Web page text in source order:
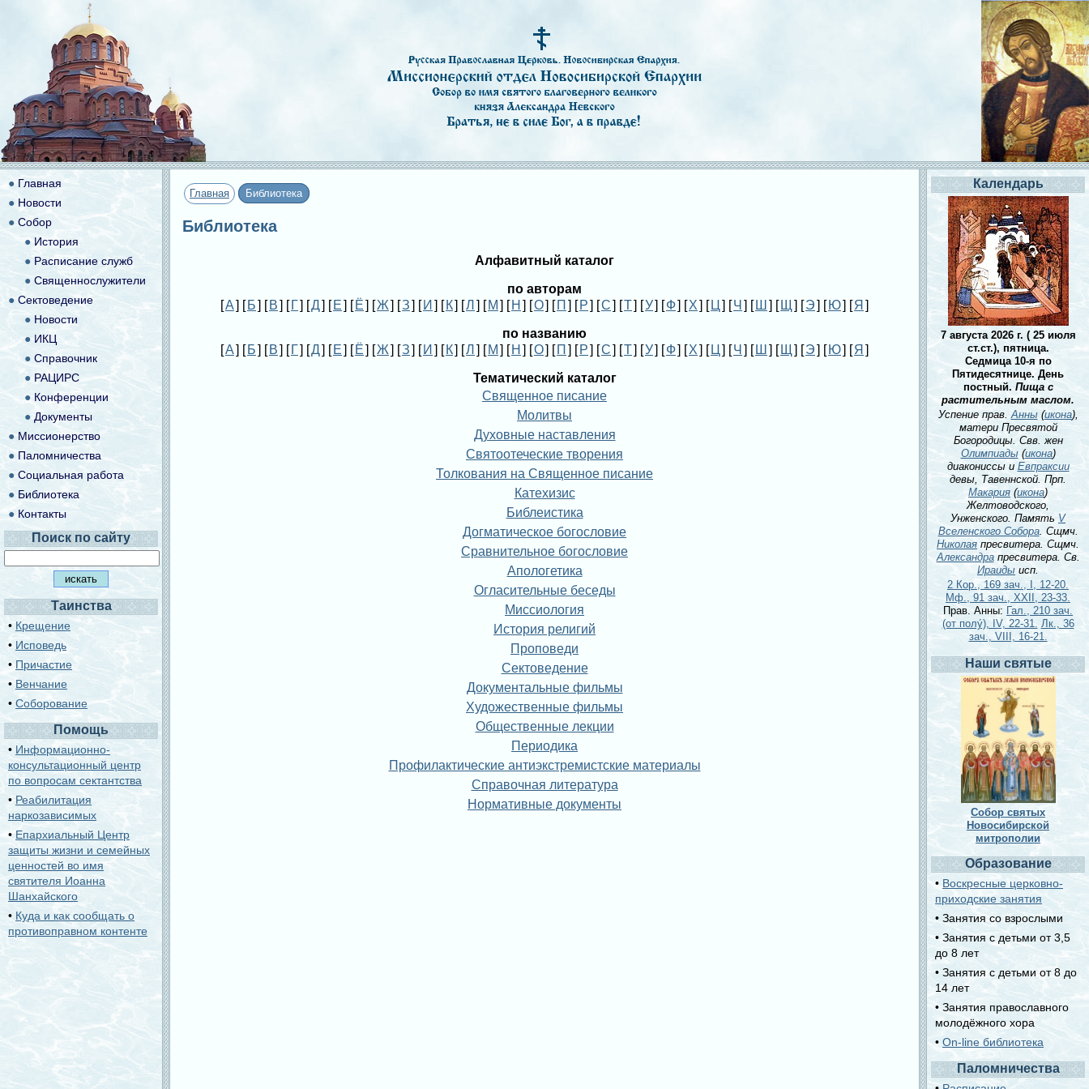
Главная Библиотека
Библиотека
Алфавитный каталог
по авторам
[А] [ Б] [ В] [ Г] [Д] [ Е] [ Ё] [Ж] [З] [ И ] [ К] [Л ] [ М ] [ Н ] [О] [ П ] [ Р] [С] [Т] [У] [Ф] [Х] [ Ц ] [Ч ] [ Ш ] [ Щ ] [Э] [ Ю] [Я ]
по названию
[А] [ Б] [ В] [ Г] [Д] [ Е] [ Ё] [Ж] [З] [ И ] [ К] [Л ] [ М ] [ Н ] [О] [ П ] [ Р] [С] [Т] [У] [Ф] [Х] [ Ц ] [Ч ] [ Ш ] [ Щ ] [Э] [ Ю] [Я ]
Тематический каталог
Священное писание
Молитвы
Духовные наставления
Святоотеческие творения
Толкования на Священное писание
Катехизис
Библеистика
Догматическое богословие
Сравнительное богословие
Апологетика
Огласительные беседы
Миссиология
История религий
Проповеди
Сектоведение
Документальные фильмы
Художественные фильмы
Общественные лекции
Периодика
Профилактические антиэкстремистские материалы
Справочная литература
Нормативные документы
● Главная
● Новости
● Собор
● История
● Расписание служб
● Священнослужители
● Сектоведение
● Новости
●ИКЦ
● Справочник
● РАЦИРС
● Конференции
● Документы
●Миссионерство
● Паломничества
●Социальная работа
● Библиотека
● Контакты
Поиск по сайту
Таинства
• Крещение
• Исповедь
• Причастие
• Венчание
• Соборование
Помощь
• Информационно-
консультационный центр
по вопросам сектантства
•Реабилитация
наркозависимых
•Епархиальный Центр
защиты жизни и семейных
ценностей во имя
святителя Иоанна
Шанхайского
• Куда и как сообщать о
противоправном контенте
Календарь
7 августа 2026 г. ( 25 июля
ст.ст.), пятница.
Седмица 10-я по
Пятидесятнице. День
постный. Пища с
растительным маслом.
Успение прав.Анны(икона),
матери Пресвятой
Богородицы. Свв. жен
Олимпиады(икона)
диакониссы и Евпраксии
девы, Тавеннской. Прп.
Макария (икона)
Желтоводского,
Унженского. Память V
Вселенского Собора. Сщмч.
Николая пресвитера. Сщмч.
Александрапресвитера. Св.
Ираиды исп.
2 Кор., 169 зач., I, 12-20.
Мф., 91 зач., XXII, 23-33.
Прав. Анны: Гал., 210 зач.
(от полу́), IV, 22-31. Лк., 36
зач., VIII, 16-21.
Наши святые
Собор святых
Новосибирской
митрополии
Образование
• Воскресные церковно-
приходские занятия
• Занятия со взрослыми
• Занятия с детьми от 3,5
до 8 лет
• Занятия с детьми от 8 до
14 лет
• Занятия православного
молодёжного хора
• On-line библиотека
Паломничества